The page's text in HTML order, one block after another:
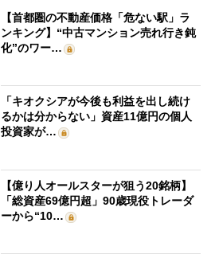
【首都圏の不動産価格「危ない駅」ラ
ンキング】“中古マンション売れ行き鈍
化”のワー…
「キオクシアが今後も利益を出し続け
るかは分からない」資産11億円の個人
投資家が…
【億り人オールスターが狙う20銘柄】
「総資産69億円超」90歳現役トレーダ
ーから“10…